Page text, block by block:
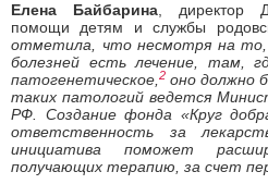
Елена Байбарина,
директор
помощи детям и службы
отметила, что несмотря на то,
болезней есть лечение, там,
патогенетическое, 2 оно должно
таких патологий ведется
РФ. Создание фонда «Круг
ответственность за
инициатива поможет
получающих терапию, за счет